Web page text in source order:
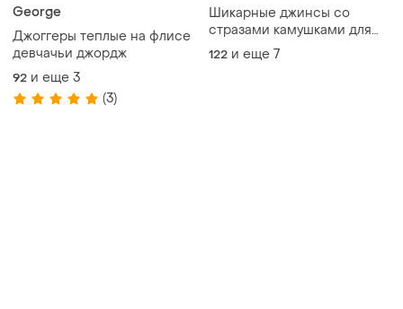
George
Джоггеры теплые на флисе
девчачьи джордж
92 и еще 3
(3)
Шикарные джинсы со
стразами камушками для
девочки палаццо широкие
122 и еще 7